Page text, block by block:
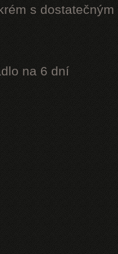
s
na 6 dní